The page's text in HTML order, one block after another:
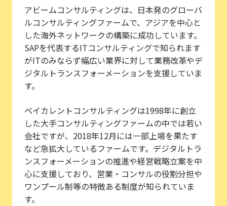
アビームコンサルティングは、日本発のグローバ
ルコンサルティングファームで、アジアを中心と
した海外ネットワークの構築に成功しています。
SAPを代表するITコンサルティングで知られます
がITのみならず幅広い業界に対して業務改革やデ
ジタルトランスフォーメーションを支援していま
す。
ベイカレントコンサルティングは1998年に創立
した大手コンサルティングファームの中では若い
会社ですが、2018年12月には一部上場を果たす
など急拡大しているファームです。デジタルトラ
ンスフォーメーションの推進や経営戦略立案を中
心に支援しており、営業・コンサルの役割分担や
ワンプール制等の特徴ある制度が知られていま
す。